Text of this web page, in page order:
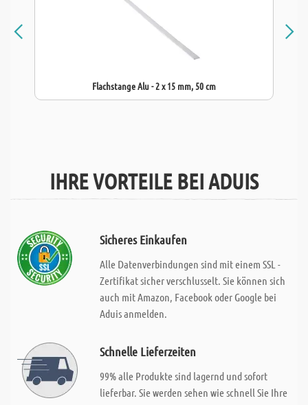
Flachstange Alu - 2 x 15 mm, 50 cm
IHRE VORTEILE BEI ADUIS
Sicheres Einkaufen
Alle Datenverbindungen sind mit einem SSL -
Zertifikat sicher verschlusselt. Sie können sich
auch mit Amazon, Facebook oder Google bei
Aduis anmelden.
Schnelle Lieferzeiten
99% alle Produkte sind lagernd und sofort
lieferbar. Sie werden sehen wie schnell Sie Ihre